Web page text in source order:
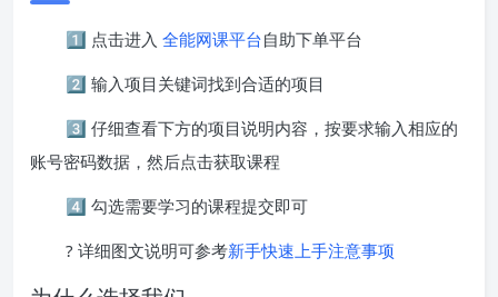
1️⃣ 点击进入 全能网课平台自助下单平台
2️⃣ 输入项目关键词找到合适的项目
3️⃣ 仔细查看下方的项目说明内容，按要求输入相应的
账号密码数据，然后点击获取课程
4️⃣ 勾选需要学习的课程提交即可
? 详细图文说明可参考新手快速上手注意事项